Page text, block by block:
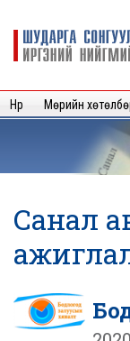
Шударга
нийгмийн
хяналт
Нүүр Мөрийн
Санал